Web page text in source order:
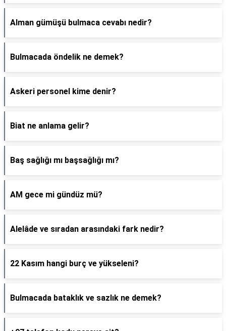
Alman gümüşü bulmaca cevabı nedir?
Bulmacada öndelik ne demek?
Askeri personel kime denir?
Biat ne anlama gelir?
Baş sağlığı mı başsağlığı mı?
AM gece mi gündüz mü?
Alelâde ve sıradan arasındaki fark nedir?
22 Kasım hangi burç ve yükseleni?
Bulmacada bataklık ve sazlık ne demek?